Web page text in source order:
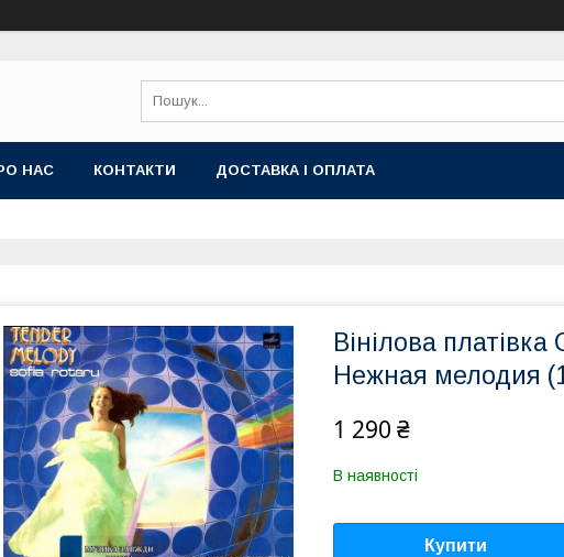
НАС КОНТАКТИ ДОСТАВКА І ОПЛАТА
Вінілова
Нежная мелодия
1 290 ₴
В наявності
Купити